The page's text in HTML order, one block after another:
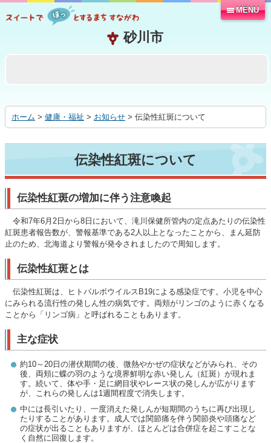
る
MENU
ホーム > 健康・福祉 > お知らせ > 伝染性紅斑について
伝染性紅斑について
伝染性紅斑の増加に伴う注意喚起
令和7年6月2日から8日において、滝川保健所管内の定点あたりの伝染性
紅斑患者報告数が、警報基準である2人以上となったことから、まん延防
止のため、北海道より警報が発令されましたので周知します。
伝染性紅斑とは
伝染性紅斑は、ヒトパルボウイルスB19による感染症です。小児を中心
にみられる流行性の発しん性の病気です。両頬がリンゴのように赤くなる
ことから「リンゴ病」と呼ばれることもあります。
主な症状
約10～20日の潜伏期間の後、微熱やかぜの症状などがみられ、その
後、両頬に蝶の羽のような境界鮮明な赤い発しん（紅斑）が現れま
す。続いて、体や手・足に網目状やレース状の発しんが広がります
が、これらの発しんは1週間程度で消失します。
中には長引いたり、一度消えた発しんが短期間のうちに再び出現し
たりすることがあります。成人では関節痛を伴う関節炎や頭痛など
の症状が出ることもありますが、ほとんどは合併症を起こすことな
く自然に回復します。